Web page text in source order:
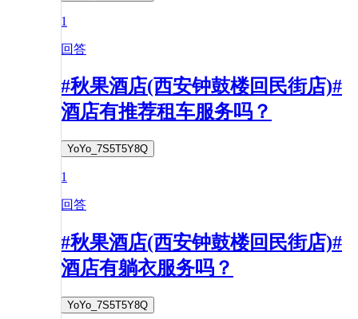
1
回答
#秋果酒店(西安钟鼓楼回民街店)#
酒店有推荐租车服务吗？
YoYo_7S5T5Y8Q
1
回答
#秋果酒店(西安钟鼓楼回民街店)#
酒店有躺衣服务吗？
YoYo_7S5T5Y8Q